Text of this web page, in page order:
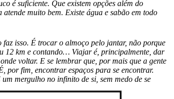
é suficiente. Que existem opções além do
muito bem. Existe água e sabão em todo
isso. É trocar o almoço pelo jantar, não porque
12 km e contando… Viajar é, principalmente, dar
voltar. E se lembrar que, por mais que a gente
por fim, encontrar espaços para se encontrar.
mergulho no infinito de si, sem medo de se